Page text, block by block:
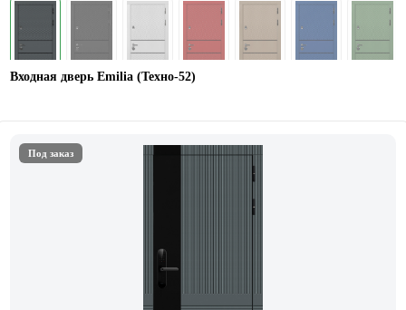
Входная дверь Emilia (Техно-52)
Под заказ